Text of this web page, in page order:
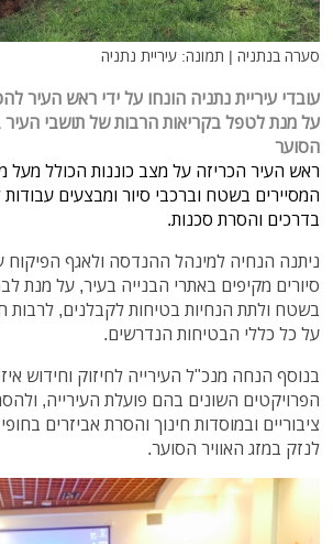
סערה בנתניה | תמונה: עיריית נתניה
עובדי עיריית נתניה הונחו על ידי ראש העיר
על מנת לטפל בקריאות הרבות של תושבי העיר
הסוער
ראש העיר הכריזה על מצב כוננות הכולל מעל
המסיירים בשטח וברכבי סיור ומבצעים עבודות
בדרכים והסרת סכנות.
ניתנה הנחיה למינהל ההנדסה ולאגף הפיקוח
סיורים מקיפים באתרי הבנייה בעיר, על מנת
בשטח ולתת הנחיות בטיחות לקבלנים, לרבות
על כל כללי הבטיחות הנדרשים.
בנוסף הנחה מנכ"ל העירייה לחיזוק וחידוש
הפרויקטים השונים בהם פועלת העירייה,
ציבוריים ובמוסדות חינוך והסרת אביזרים
לנזק במזג האוויר הסוער.